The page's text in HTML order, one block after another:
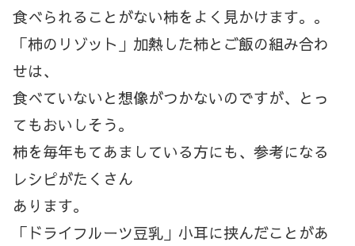
食べられることがない柿をよく見かけます。。
「柿のリゾット」加熱した柿とご飯の組み合わ
せは、
食べていないと想像がつかないのですが、とっ
てもおいしそう。
柿を毎年もてあましている方にも、参考になる
レシピがたくさん
あります。
「ドライフルーツ豆乳」小耳に挟んだことがあ